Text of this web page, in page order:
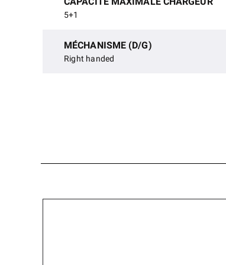
5+1
MÉCHANISME (D/G)
Right handed